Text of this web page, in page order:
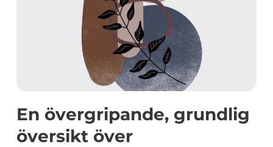
En övergripande, grundlig
översikt över